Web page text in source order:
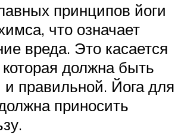
принципов йоги
что означает
вреда. Это касается
которая должна быть
и правильной. Йога для
приносить